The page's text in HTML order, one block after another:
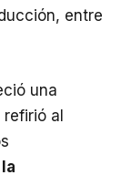
entre
una
al